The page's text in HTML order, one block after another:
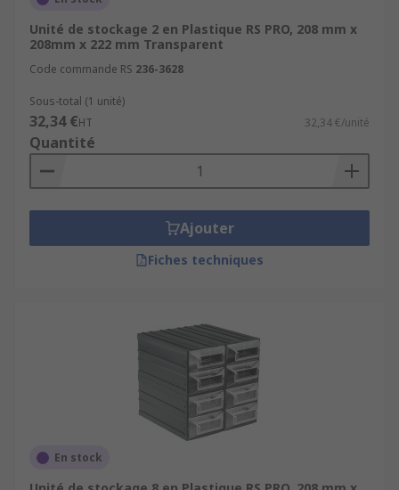
Unité de stockage 2 en Plastique RS PRO, 208 mm x
208mm x 222 mm Transparent
Code commande RS 236-3628
Sous-total (1 unité)
32,34 €HT 32,34 €/unité
Quantité
Ajouter
Fiches techniques
En stock